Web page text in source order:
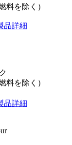
料を除く）
品詳細
料を除く）
品詳細